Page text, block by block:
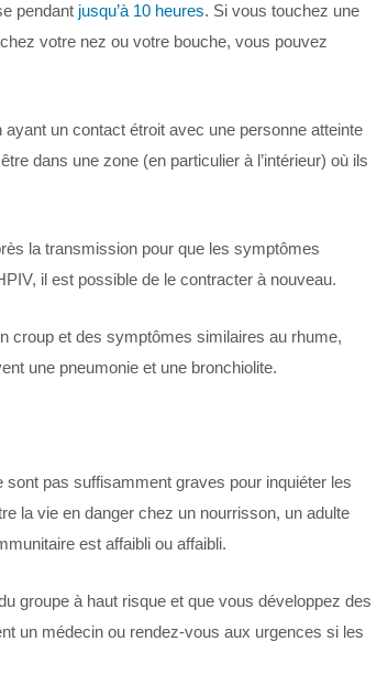
pendant jusqu’à 10 heures. Si vous touchez une
votre nez ou votre bouche, vous pouvez
un contact étroit avec une personne atteinte
dans une zone (en particulier à l’intérieur) où ils
la transmission pour que les symptômes
il est possible de le contracter à nouveau.
croup et des symptômes similaires au rhume,
une pneumonie et une bronchiolite.
pas suffisamment graves pour inquiéter les
la vie en danger chez un nourrisson, un adulte
est affaibli ou affaibli.
groupe à haut risque et que vous développez des
un médecin ou rendez-vous aux urgences si les